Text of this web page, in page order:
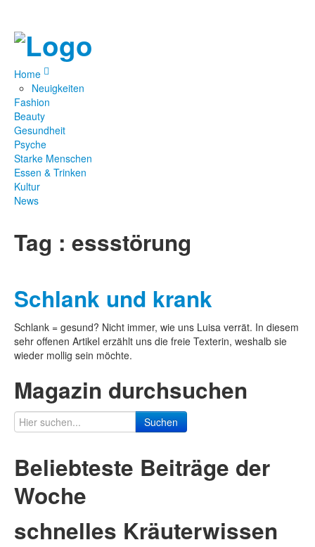
Home
Neuigkeiten
Fashion
Beauty
Gesundheit
Psyche
Starke Menschen
Essen & Trinken
Kultur
News
Tag : essstörung
Schlank und krank
Schlank = gesund? Nicht immer, wie uns Luisa verrät. In diesem
sehr offenen Artikel erzählt uns die freie Texterin, weshalb sie
wieder mollig sein möchte.
Magazin durchsuchen
Suchen
Beliebteste Beiträge der
Woche
schnelles Kräuterwissen